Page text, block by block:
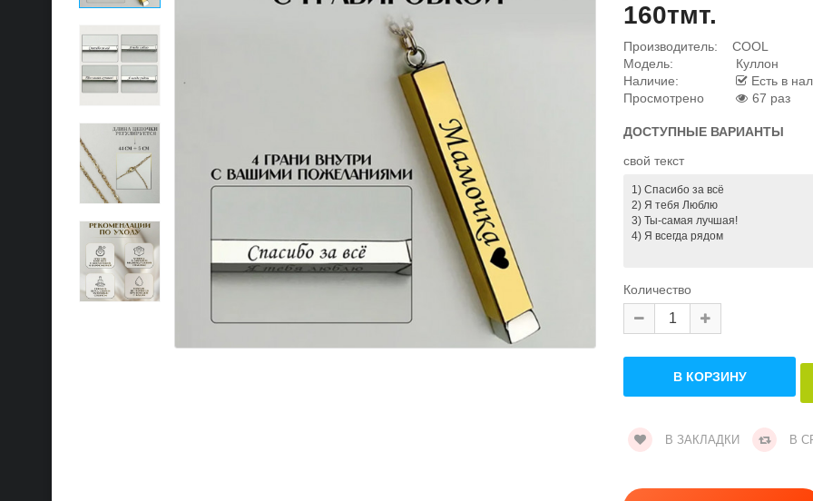
160тмт.
Производитель:
COOL
Модель:
Куллон
Наличие:
Есть в
Просмотрено
67 раз
ДОСТУПНЫЕ ВАРИАНТЫ
свой текст
Количество
В ЗАКЛАДКИ В